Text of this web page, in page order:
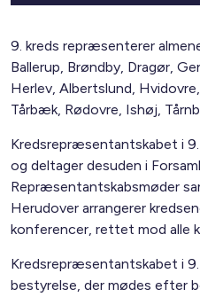
9. kreds repræsenterer
Ballerup, Brøndby, Dragør,
Herlev, Albertslund,
Tårbæk, Rødovre, Ishøj,
Kredsrepræsentantskabet i
og deltager desuden i
Repræsentantskabsmøder
Herudover arrangerer
konferencer, rettet mod alle
Kredsrepræsentantskabet i
bestyrelse, der mødes efter